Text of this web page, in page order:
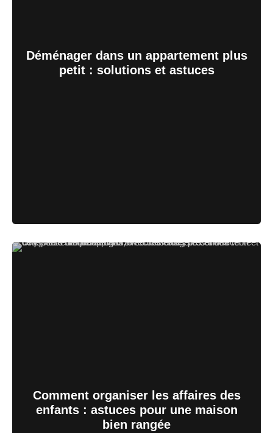
Déménager dans un appartement plus
petit : solutions et astuces
Comment organiser les affaires des
enfants : astuces pour une maison
bien rangée